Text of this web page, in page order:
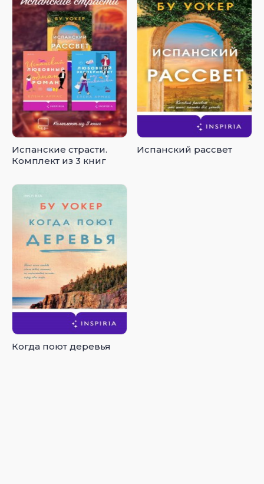
Испанские страсти.
Комплект из 3 книг
Испанский рассвет
Когда поют деревья